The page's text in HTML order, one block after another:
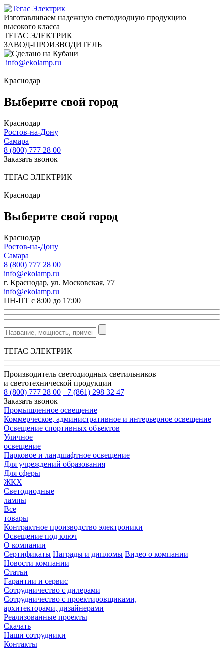
Изготавливаем надежную светодиодную продукцию
высокого класса
ТЕГАС ЭЛЕКТРИК
ЗАВОД-ПРОИЗВОДИТЕЛЬ
info@ekolamp.ru
Краснодар
Выберите свой город
Краснодар
Ростов-на-Дону
Самара
8 (800) 777 28 00
Заказать звонок
ТЕГАС ЭЛЕКТРИК
Краснодар
Выберите свой город
Краснодар
Ростов-на-Дону
Самара
8 (800) 777 28 00
info@ekolamp.ru
г. Краснодар, ул. Московская, 77
info@ekolamp.ru
ПН-ПТ с 8:00 до 17:00
ТЕГАС ЭЛЕКТРИК
Производитель светодиодных светильников
и светотехнической продукции
8 (800) 777 28 00 +7 (861) 298 32 47
Заказать звонок
Промышленное освещение
Коммерческое, административное и интерьерное освещение
Освещение спортивных объектов
Уличное
освещение
Парковое и ландшафтное освещение
Для учреждений образования
Для сферы
ЖКХ
Светодиодные
лампы
Все
товары
Контрактное производство электроники
Освещение под ключ
О компании
Сертификаты Награды и дипломы Видео о компании
Новости компании
Статьи
Гарантии и сервис
Сотрудничество с дилерами
Сотрудничество с проектировщиками,
архитекторами, дизайнерами
Реализованные проекты
Скачать
Наши сотрудники
Контакты